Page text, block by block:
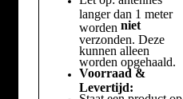
langer dan 1 meter
worden niet
verzonden. Deze
kunnen alleen
worden opgehaald.
Voorraad &
Levertijd: